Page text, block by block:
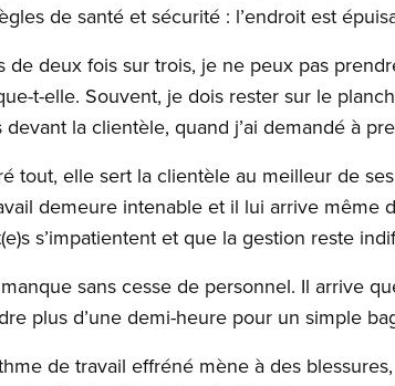
de santé et sécurité : l’endroit est
de deux fois sur trois, je ne peux pas
t-elle. Souvent, je dois rester sur le
devant la clientèle, quand j’ai demandé à
tout, elle sert la clientèle au meilleur de
demeure intenable et il lui arrive même
s’impatientent et que la gestion reste
sans cesse de personnel. Il arrive
plus d’une demi-heure pour un simple
de travail effréné mène à des